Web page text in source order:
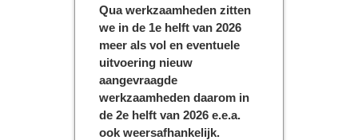
Qua werkzaamheden zitten
we in de 1e helft van 2026
meer als vol en eventuele
uitvoering nieuw
aangevraagde
werkzaamheden daarom in
de 2e helft van 2026 e.e.a.
ook weersafhankelijk.